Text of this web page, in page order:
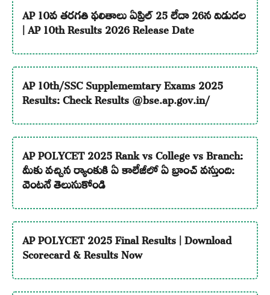
AP 10వ తరగతి ఫలితాలు ఏప్రిల్ 25 లేదా 26న విడుదల
| AP 10th Results 2026 Release Date
AP 10th/SSC Supplememtary Exams 2025
Results: Check Results @bse.ap.gov.in/
AP POLYCET 2025 Rank vs College vs Branch:
మీకు వచ్చిన ర్యాంకుకి ఏ కాలేజీలో ఏ బ్రాంచ్ వస్తుంది:
వెంటనే తెలుసుకోండి
AP POLYCET 2025 Final Results | Download
Scorecard & Results Now